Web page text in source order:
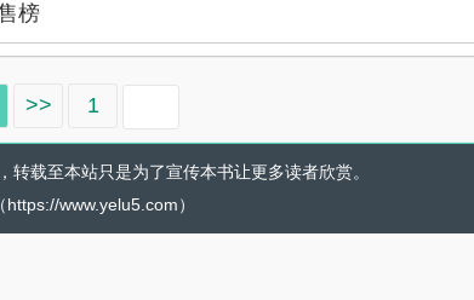
榜
>> 1
载至本站只是为了宣传本书让更多读者欣赏。
www.yelu5.com）